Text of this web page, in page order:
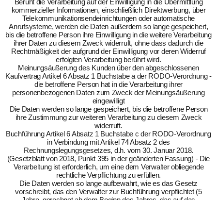
Beruht die Verarbeitung auf der Einwilligung in die Übermittlung
kommerzieller Informationen, einschließlich Direktwerbung, über
Telekommunikationsendeinrichtungen oder automatische
Anrufsysteme, werden die Daten außerdem so lange gespeichert,
bis die betroffene Person ihre Einwilligung in die weitere Verarbeitung
ihrer Daten zu diesem Zweck widerruft, ohne dass dadurch die
Rechtmäßigkeit der aufgrund der Einwilligung vor deren Widerruf
erfolgten Verarbeitung berührt wird.
Meinungsäußerung des Kunden über den abgeschlossenen
Kaufvertrag Artikel 6 Absatz 1 Buchstabe a der RODO-Verordnung -
die betroffene Person hat in die Verarbeitung ihrer
personenbezogenen Daten zum Zweck der Meinungsäußerung
eingewilligt
Die Daten werden so lange gespeichert, bis die betroffene Person
ihre Zustimmung zur weiteren Verarbeitung zu diesem Zweck
widerruft.
Buchführung Artikel 6 Absatz 1 Buchstabe c der RODO-Verordnung
in Verbindung mit Artikel 74 Absatz 2 des
Rechnungslegungsgesetzes, d.h. vom 30. Januar 2018.
(Gesetzblatt von 2018, Punkt 395 in der geänderten Fassung) - Die
Verarbeitung ist erforderlich, um eine dem Verwalter obliegende
rechtliche Verpflichtung zu erfüllen.
Die Daten werden so lange aufbewahrt, wie es das Gesetz
vorschreibt, das den Verwalter zur Buchführung verpflichtet (5